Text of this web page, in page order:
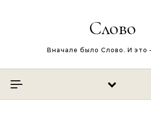
Слово
Вначале было Слово. И